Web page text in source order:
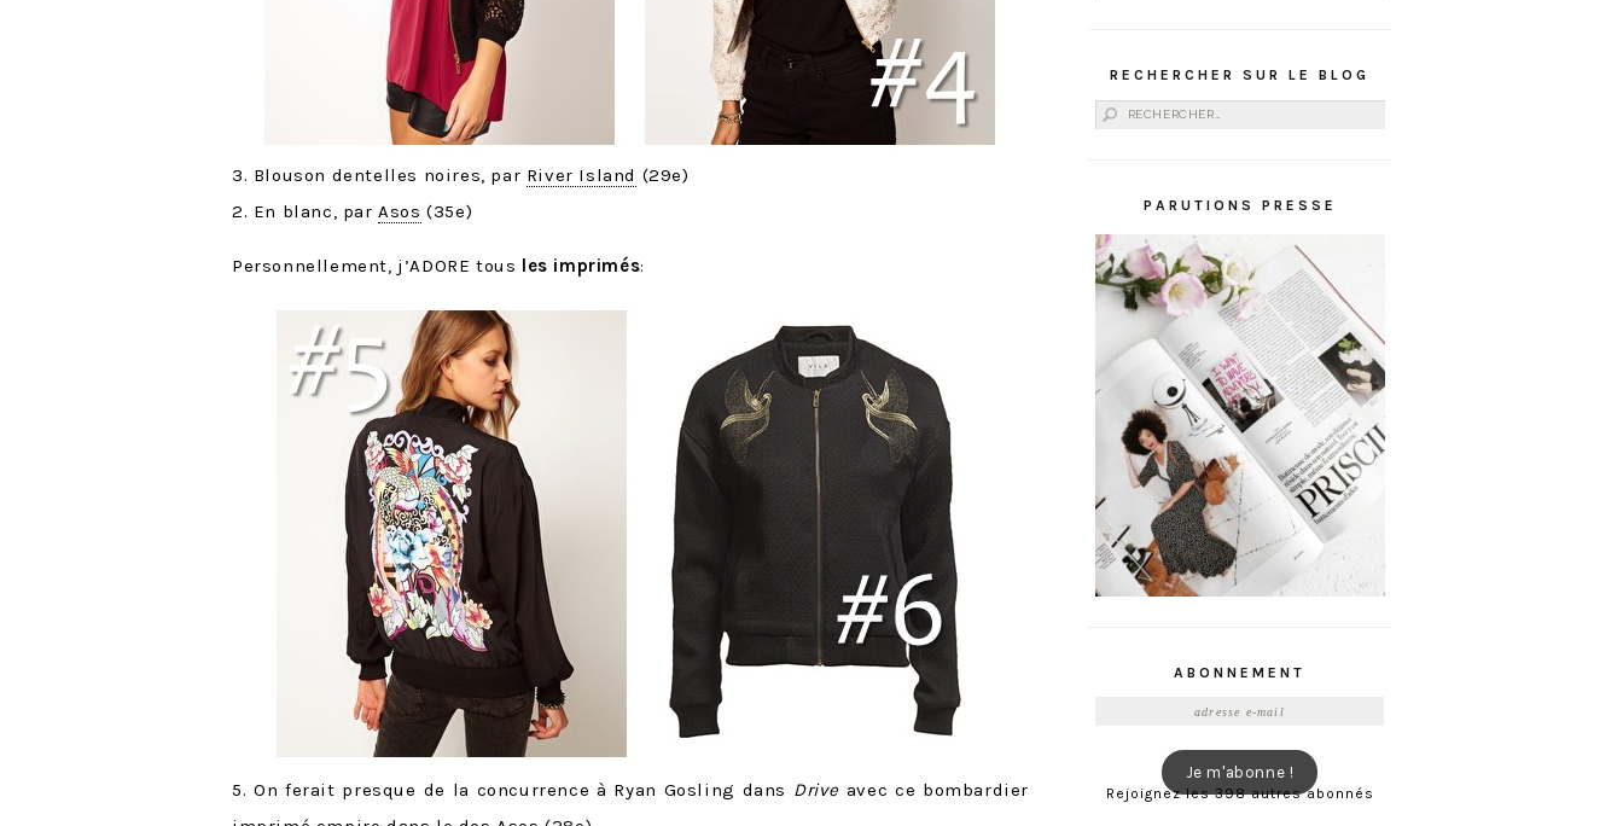
3. Blouson dentelles noires, par River Island (29e)
2. En blanc, parAsos (35e)
Personnellement, j’ADORE tous les imprimés:
5. On ferait presque de la concurrence à Ryan Gosling dans Drive avec ce bombardier
RECHERCHER SUR LE BLOG
Rechercher :
PARUTIONS PRESSE
ABONNEMENT
Je m'abonne !
Rejoignez les 398 autres abonnés